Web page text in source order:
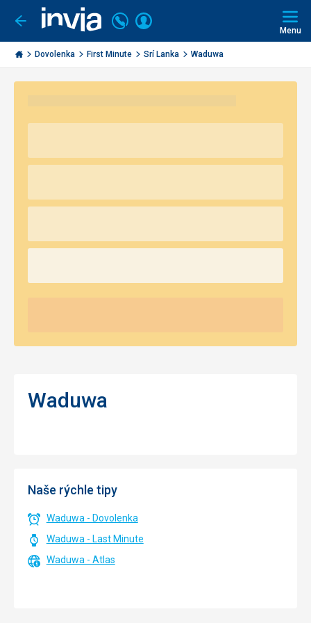
Ísť
späť
Invia.sk
Volajte
+421
2
3221
Prihlásiť
Menu
Dovolenka First Minute Srí Lanka Waduwa
Waduwa
Naše rýchle tipy
Waduwa - Dovolenka
Waduwa - Last Minute
Waduwa - Atlas